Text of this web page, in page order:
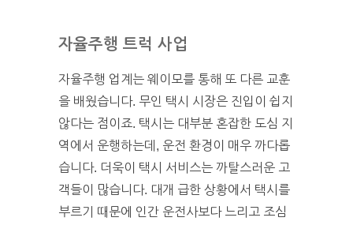
자율주행 트럭 사업
자율주행 업계는 웨이모를 통해 또 다른 교훈
을 배웠습니다. 무인 택시 시장은 진입이 쉽지
않다는 점이죠. 택시는 대부분 혼잡한 도심 지
역에서 운행하는데, 운전 환경이 매우 까다롭
습니다. 더욱이 택시 서비스는 까탈스러운 고
객들이 많습니다. 대개 급한 상황에서 택시를
부르기 때문에 인간 운전사보다 느리고 조심